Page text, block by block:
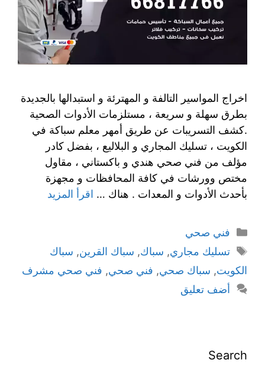
اخراج المواسير التالفة و المهترئة و استبدالها بالجديدة
بطرق سهلة و سريعة ، مستلزمات الأدوات الصحية
.كشف التسريبات عن طريق أمهر معلم سباكة في
الكويت ، تسليك المجاري و البلاليع ، بفضل كادر
مؤلف من فني صحي هندي و باكستاني ، مقاول
مختص وورشات في كافة المحافظات و مجهزة
بأحدث الأدوات و المعدات . هناك … اقرأ المزيد
فني صحي
تسليك مجاري, سباك, سباك القرين, سباك
الكويت, سباك صحي, فني صحي, فني صحي مشرف
أضف تعليق
Search